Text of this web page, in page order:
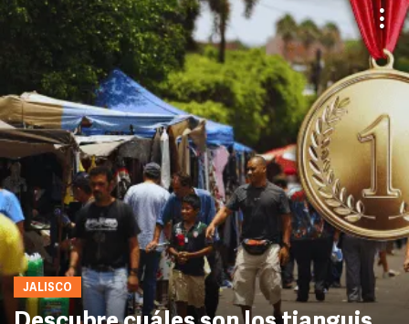
JALISCO